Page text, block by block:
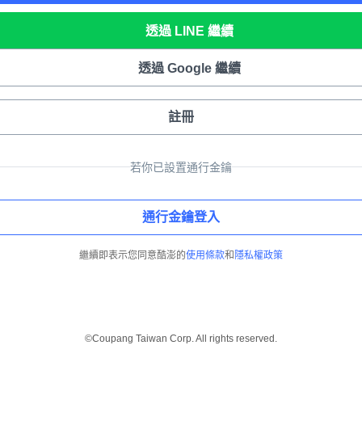
透過 LINE 繼續
透過 Google 繼續
註冊
若你已設置通行金鑰
通行金鑰登入
繼續即表示您同意酷澎的使用條款和 隱私權政策
©Coupang Taiwan Corp. All rights reserved.